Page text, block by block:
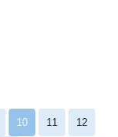
10 11 12